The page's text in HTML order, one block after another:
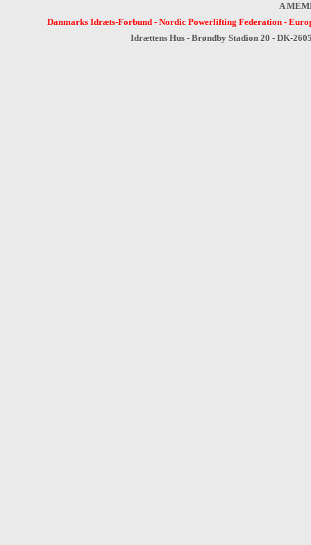
A
Danmarks Idræts-Forbund- Nordic Powerlifting Federation-
Idrættens Hus - Brøndby Stadion 20 - DK-